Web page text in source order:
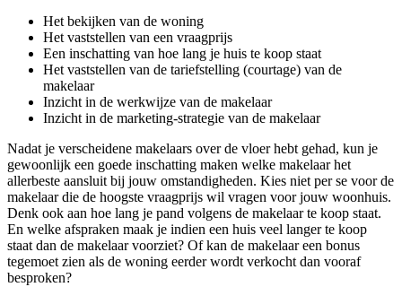
Het bekijken van de woning
Het vaststellen van een vraagprijs
Een inschatting van hoe lang je huis te koop staat
Het vaststellen van de tariefstelling (courtage) van de
makelaar
Inzicht in de werkwijze van de makelaar
Inzicht in de marketing-strategie van de makelaar
Nadat je verscheidene makelaars over de vloer hebt gehad, kun je
gewoonlijk een goede inschatting maken welke makelaar het
allerbeste aansluit bij jouw omstandigheden. Kies niet per se voor de
makelaar die de hoogste vraagprijs wil vragen voor jouw woonhuis.
Denk ook aan hoe lang je pand volgens de makelaar te koop staat.
En welke afspraken maak je indien een huis veel langer te koop
staat dan de makelaar voorziet? Of kan de makelaar een bonus
tegemoet zien als de woning eerder wordt verkocht dan vooraf
besproken?